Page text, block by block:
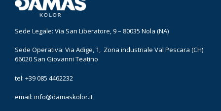
Sede Legale: Via San Liberatore, 9 – 80035 Nola (NA)
Sede Operativa: Via Adige, 1, Zona industriale Val Pescara (CH)
66020 San Giovanni Teatino
tel: +39 085 4462232
email: info@damaskolor.it